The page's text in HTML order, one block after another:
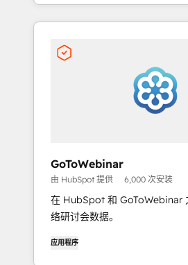
GoToWebinar
由 HubSpot 提供 6,000 次安装
在 HubSpot 和 GoToWebinar
络研讨会数据。
应用程序